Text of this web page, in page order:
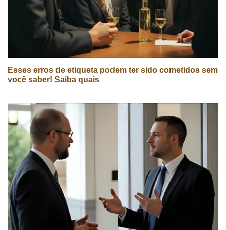
Esses erros de etiqueta podem ter sido cometidos sem
você saber! Saiba quais